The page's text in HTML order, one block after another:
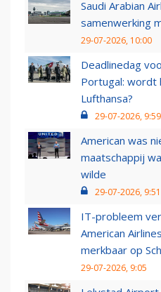
Saudi Arabian
samenwerking
29-07-2026, 10:00
Deadlinedag
Portugal: wordt
Lufthansa?
29-07-2026, 9:59
American was
maatschappij
wilde
29-07-2026, 9:51
IT-probleem
American
merkbaar op
29-07-2026, 9:05